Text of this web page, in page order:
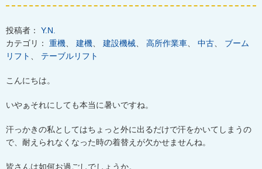
投稿者： Y.N.
カテゴリ： 重機 建機 建設機械 高所作業車 中古
ブーム
リフト
テーブルリフト
こんにちは。
いやぁそれにしても本当に暑いですね。
汗っかきの私としてはちょっと外に出るだけで汗をかいてしまうの
で、耐えられなくなった時の着替えが欠かせませんね。
皆さんは如何お過ごしでしょうか。